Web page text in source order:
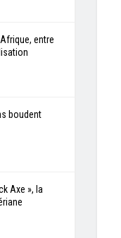
entre
boudent
Axe », la